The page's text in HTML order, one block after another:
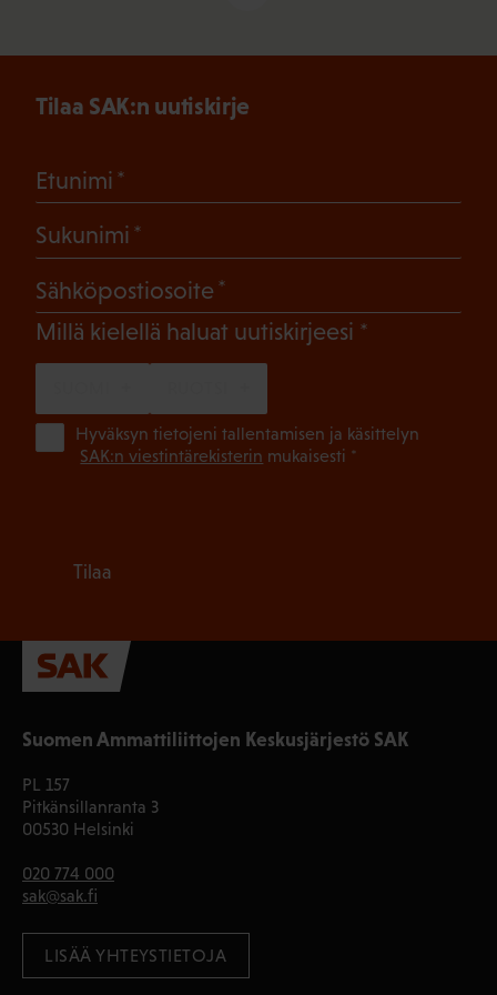
Suomen Ammattiliittojen Keskusjärjestö SAK
PL 157
Pitkänsillanranta 3
00530 Helsinki
020 774 000
sak@sak.fi
LISÄÄ YHTEYSTIETOJA
Tilaa SAK:n uutiskirje
Etunimi
Sukunimi
Sähköpostiosoite
Millä kielellä haluat uutiskirjeesi (Pakollinen)
Hyväksyn tietojeni tallentamisen ja käsittelyn
SAK:n viestintärekisterin mukaisesti *
Tilaa